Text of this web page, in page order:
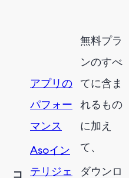
コ
アプリの
パフォー
マンス
Asoイン
テリジェ
無料プラ
ンのすべ
てに含ま
れるもの
に加え
て、
ダウンロ